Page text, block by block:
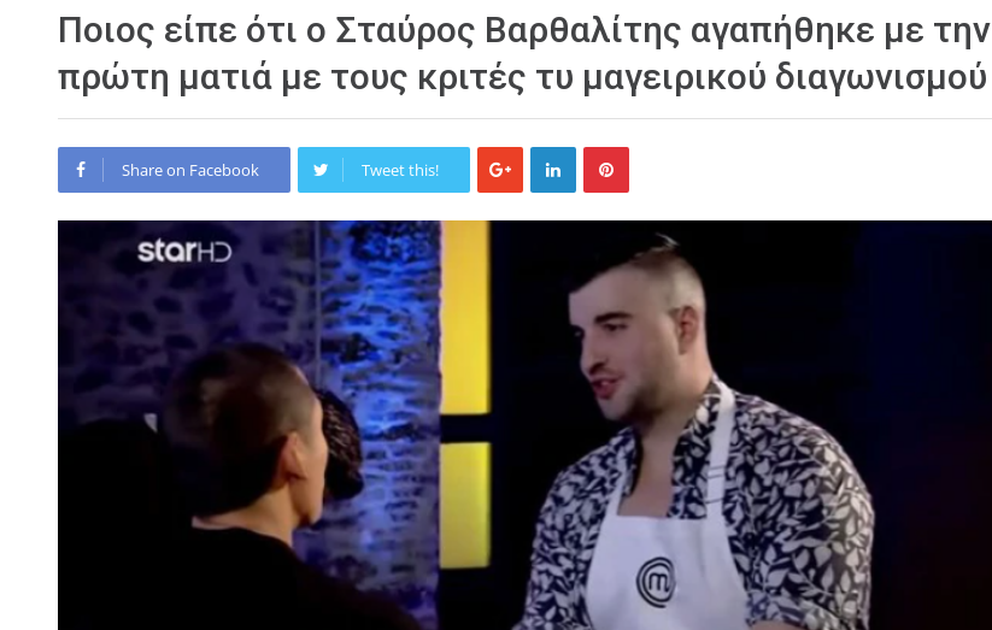
Ποιος είπε ότι ο Σταύρος Βαρθαλίτης αγαπήθηκε με την
πρώτη ματιά με τους κριτές τυ μαγειρικού διαγωνισμού
Share on Facebook Tweet this!